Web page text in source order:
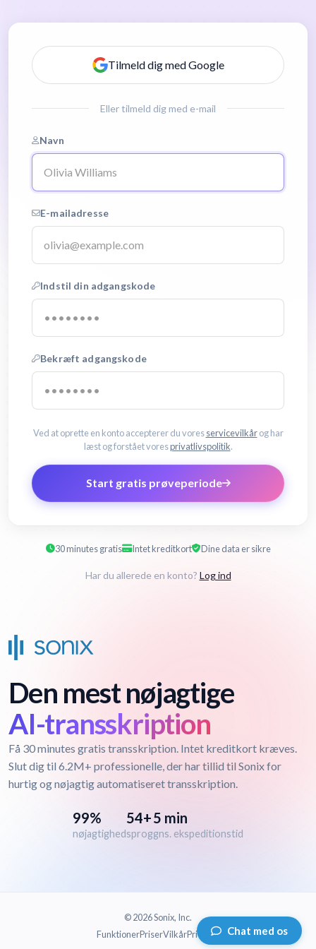
Den mest nøjagtige
AI-transskription
Få 30 minutes gratis transskription. Intet kreditkort kræves.
Slut dig til 6.2M+ professionelle, der har tillid til Sonix for
hurtig og nøjagtig automatiseret transskription.
99%
nøjagtighed
54+
sprog
5 min
gns. ekspeditionstid
Tilmeld dig med Google
Eller tilmeld dig med e-mail
Navn
E-mailadresse
Indstil din adgangskode
Bekræft adgangskode
Ved at oprette en konto accepterer du voresservicevilkårog har
læst og forstået voresprivatlivspolitik.
Start gratis prøveperiode
30 minutes gratis Intet kreditkort Dine data er sikre
Har du allerede en konto? Log ind
© 2026 Sonix, Inc.
FunktionerPriserVilkårPrivatliv Chat med os